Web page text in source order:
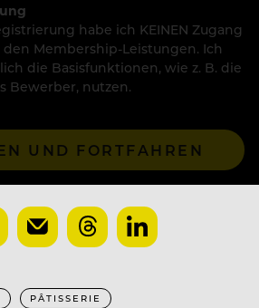
habe ich KEINEN Zugang
Membership-Leistungen. Ich
die Basisfunktionen, wie z. B. die
Bewerber, nutzen.
UND FORTFAHREN
PÂTISSERIE